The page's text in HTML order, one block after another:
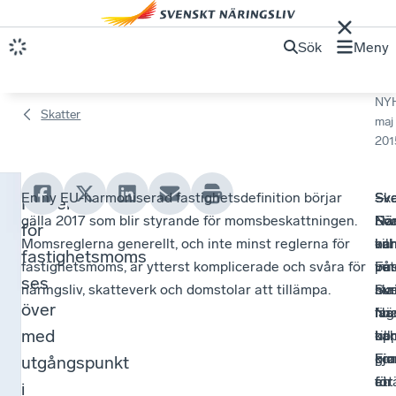
Sök Meny
Skatter
maj
m
Reglerna
för
fastighetsmoms
ses
över
med
utgångspunkt
i
En ny EU-harmoniserad fastighetsdefinition börjar
gälla 2017 som blir styrande för momsbeskattningen.
Momsreglerna generellt, och inte minst reglerna för
fastighetsmoms, är ytterst komplicerade och svåra för
näringsliv, skatteverk och domstolar att tillämpa.
har
på
en
–
nu
till
för
vill
hur
att